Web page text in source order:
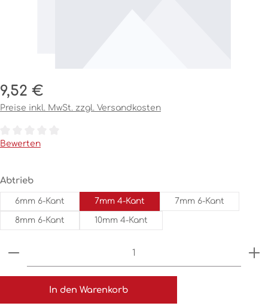
Regulärer Preis:
9,52 €
Preise inkl. MwSt. zzgl. Versandkosten
Durchschnittliche Bewertung von 0 von 5 Sternen
Bewerten
Abtriebauswählen
6mm 6-Kant 7mm 4-Kant 7mm 6-Kant
8mm 6-Kant 10mm 4-Kant
Produkt Anzahl: Gib den gewünschten Wert
In den Warenkorb